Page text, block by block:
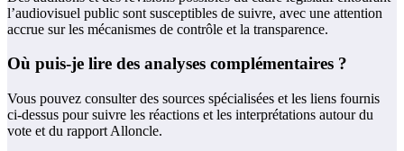
l’audiovisuel public sont susceptibles de suivre, avec une attention
accrue sur les mécanismes de contrôle et la transparence.
Où puis-je lire des analyses complémentaires ?
Vous pouvez consulter des sources spécialisées et les liens fournis
ci-dessus pour suivre les réactions et les interprétations autour du
vote et du rapport Alloncle.